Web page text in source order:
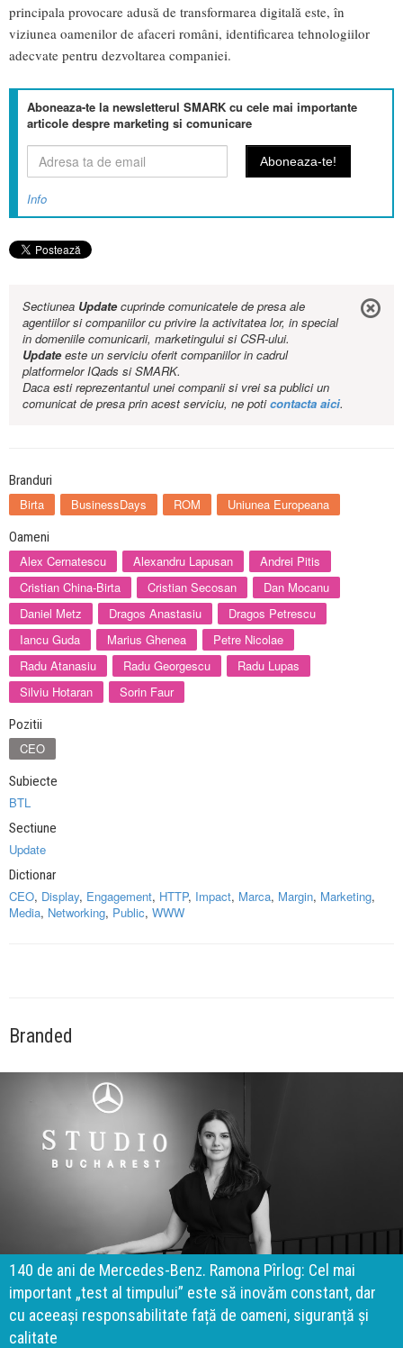
principala provocare adusă de transformarea digitală este, în
viziunea oamenilor de afaceri români, identificarea tehnologiilor
adecvate pentru dezvoltarea companiei.
Aboneaza-te la newsletterul SMARK cu cele mai importante
articole despre marketing si comunicare
Info
Sectiunea Updatecuprinde comunicatele de presa ale
agentiilor si companiilor cu privire la activitatea lor, in special
in domeniile comunicarii, marketingului si CSR-ului.
Updateeste un serviciu oferit companiilor in cadrul
platformelor IQads si SMARK.
Daca esti reprezentantul unei companii si vrei sa publici un
comunicat de presa prin acest serviciu, ne poticontacta aici.
Branduri
Birta BusinessDays ROM Uniunea Europeana
Oameni
Alex Cernatescu Alexandru Lapusan
Andrei Pitis
Cristian China-Birta
Cristian Secosan
Dan Mocanu
Daniel Metz
Dragos Anastasiu
Dragos Petrescu
Iancu Guda
Marius Ghenea
Petre Nicolae
Radu Atanasiu
Radu Georgescu
Radu Lupas
Silviu Hotaran
Sorin Faur
Pozitii
CEO
Subiecte
BTL
Sectiune
Update
Dictionar
CEO, Display, Engagement, HTTP, Impact, Marca, Margin, Marketing,
Media, Networking, Public, WWW
Branded
140 de ani de Mercedes-Benz. Ramona Pîrlog: Cel mai
important „test al timpului” este să inovăm constant, dar
cu aceeași responsabilitate față de oameni, siguranță și
calitate